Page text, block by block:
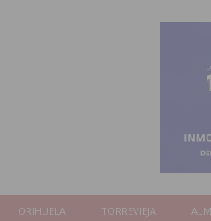
ORIHUELA TORREVIEJA